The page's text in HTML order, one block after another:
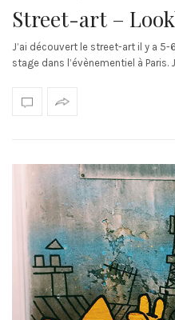
Street-art –
J’ai découvert le street-art il y a
stage dans l’évènementiel à Paris.